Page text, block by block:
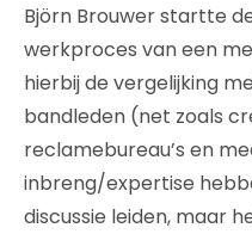
Björn Brouwer startte
werkproces van een
hierbij de vergelijking
bandleden (net zoals
reclamebureau’s en
inbreng/expertise
discussie leiden, maar